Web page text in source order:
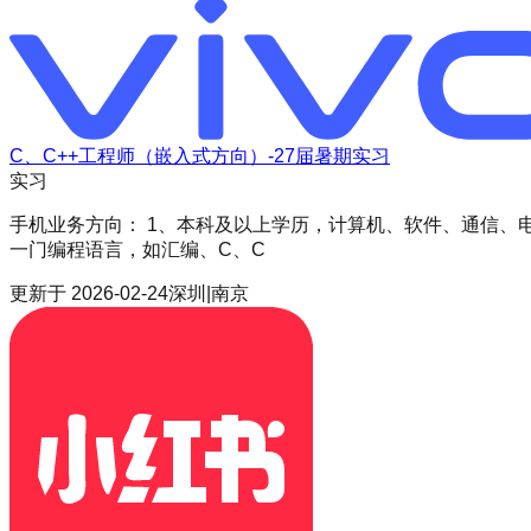
C、C++工程师（嵌入式方向）-27届暑期实习
实习
手机业务方向： 1、本科及以上学历，计算机、软件、通信
一门编程语言，如汇编、C、C
更新于 2026-02-24深圳|南京